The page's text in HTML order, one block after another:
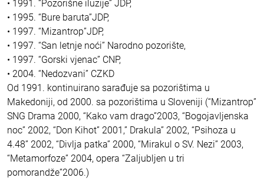
• 1991. “Pozorišne iluzije” JDP,
• 1995. “Bure baruta”JDP,
• 1997. “Mizantrop”JDP,
• 1997. “San letnje noći” Narodno pozorište,
• 1997. “Gorski vjenac” CNP,
• 2004. “Nedozvani” CZKD
Od 1991. kontinuirano sarađuje sa pozorištima u
Makedoniji, od 2000. sa pozorištima u Sloveniji (“Mizantrop”
SNG Drama 2000, “Kako vam drago”2003, “Bogojavljenska
noc” 2002, “Don Kihot” 2001,” Drakula” 2002, “Psihoza u
4.48” 2002, “Divlja patka” 2000, “Mirakul o SV. Nezi” 2003,
“Metamorfoze” 2004, opera “Zaljubljen u tri
pomorandže”2006.)